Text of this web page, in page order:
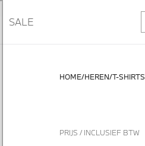
SALE
HOME HEREN T-SHIRTS
PRIJS / INCLUSIEF BTW